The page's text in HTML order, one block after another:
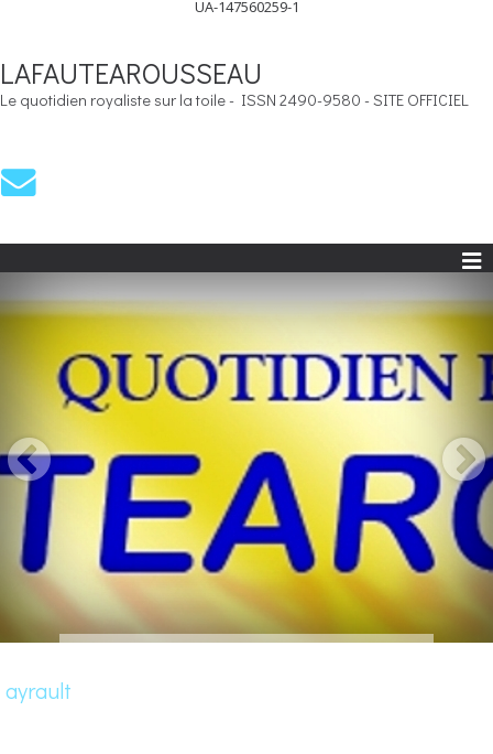
UA-147560259-1
LAFAUTEAROUSSEAU
Le quotidien royaliste sur la toile - ISSN 2490-9580 - SITE OFFICIEL
ayrault